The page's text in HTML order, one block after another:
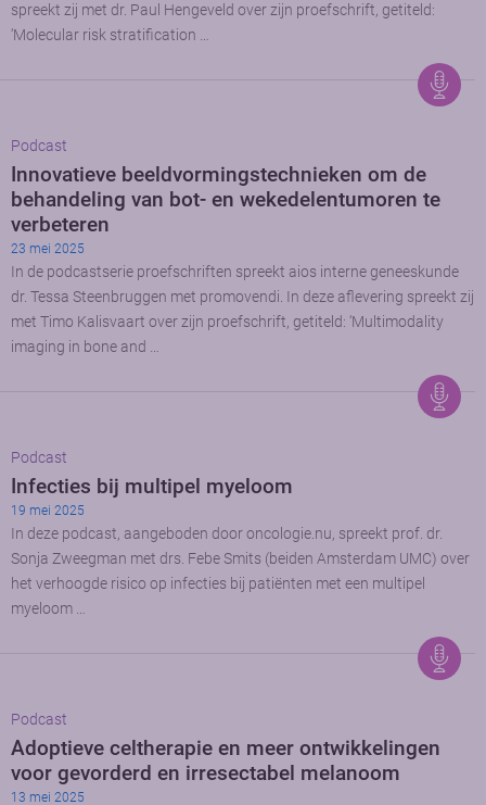
spreekt zij met dr. Paul Hengeveld over zijn proefschrift, getiteld:
‘Molecular risk stratification …
Podcast
Innovatieve beeldvormingstechnieken om de
behandeling van bot- en wekedelentumoren te
verbeteren
23 mei 2025
In de podcastserie proefschriften spreekt aios interne geneeskunde
dr. Tessa Steenbruggen met promovendi. In deze aflevering spreekt zij
met Timo Kalisvaart over zijn proefschrift, getiteld: ‘Multimodality
imaging in bone and …
Podcast
Infecties bij multipel myeloom
19 mei 2025
In deze podcast, aangeboden door oncologie.nu, spreekt prof. dr.
Sonja Zweegman met drs. Febe Smits (beiden Amsterdam UMC) over
het verhoogde risico op infecties bij patiënten met een multipel
myeloom …
Podcast
Adoptieve celtherapie en meer ontwikkelingen
voor gevorderd en irresectabel melanoom
13 mei 2025